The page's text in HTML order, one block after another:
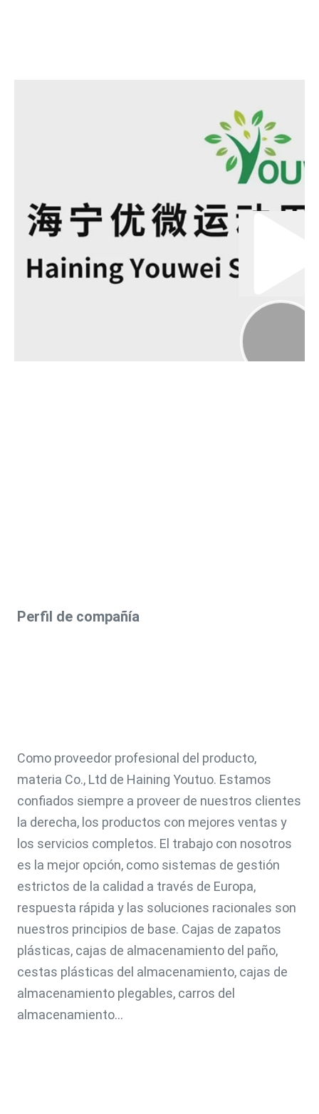
Perfil de compañía
Como proveedor profesional del producto,
materia Co., Ltd de Haining Youtuo. Estamos
confiados siempre a proveer de nuestros clientes
la derecha, los productos con mejores ventas y
los servicios completos. El trabajo con nosotros
es la mejor opción, como sistemas de gestión
estrictos de la calidad a través de Europa,
respuesta rápida y las soluciones racionales son
nuestros principios de base. Cajas de zapatos
plásticas, cajas de almacenamiento del paño,
cestas plásticas del almacenamiento, cajas de
almacenamiento plegables, carros del
almacenamiento…